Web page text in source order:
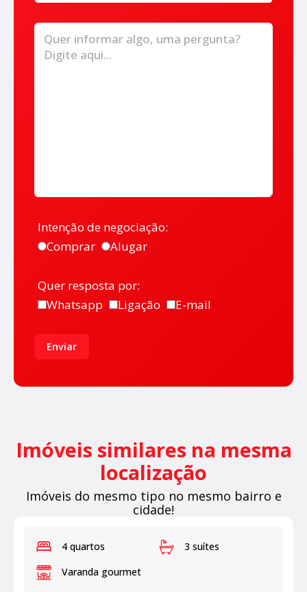
Intenção de negociação:
Comprar
Alugar
Quer resposta por:
Whatsapp
Ligação E-mail
Enviar
Imóveis similares na mesma
localização
Imóveis do mesmo tipo no mesmo bairro e
cidade!
4 quartos
3 suítes
Varanda gourmet